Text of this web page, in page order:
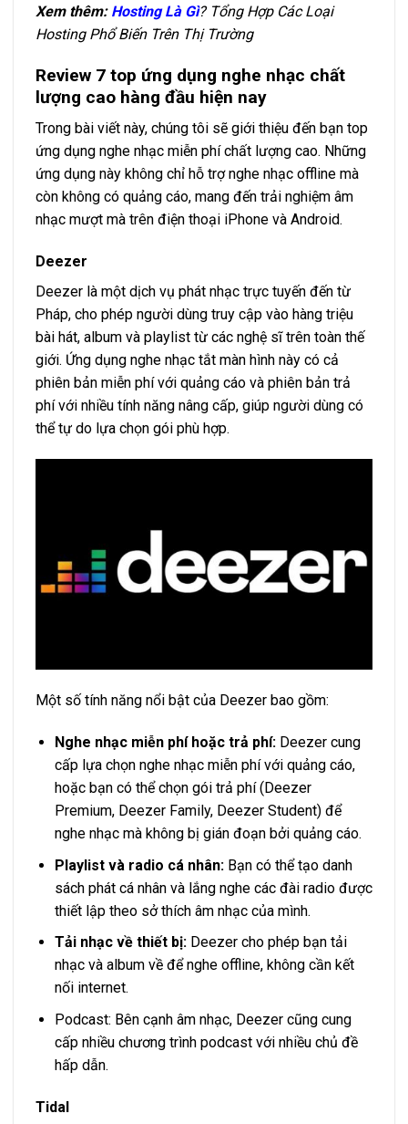
Xem thêm: Hosting Là Gì? Tổng Hợp Các Loại
Hosting Phổ Biến Trên Thị Trường
Review 7 top ứng dụng nghe nhạc chất
lượng cao hàng đầu hiện nay
Trong bài viết này, chúng tôi sẽ giới thiệu đến bạn top
ứng dụng nghe nhạc miễn phí chất lượng cao. Những
ứng dụng này không chỉ hỗ trợ nghe nhạc offline mà
còn không có quảng cáo, mang đến trải nghiệm âm
nhạc mượt mà trên điện thoại iPhone và Android.
Deezer
Deezer là một dịch vụ phát nhạc trực tuyến đến từ
Pháp, cho phép người dùng truy cập vào hàng triệu
bài hát, album và playlist từ các nghệ sĩ trên toàn thế
giới. Ứng dụng nghe nhạc tắt màn hình này có cả
phiên bản miễn phí với quảng cáo và phiên bản trả
phí với nhiều tính năng nâng cấp, giúp người dùng có
thể tự do lựa chọn gói phù hợp.
Một số tính năng nổi bật của Deezer bao gồm:
Nghe nhạc miễn phí hoặc trả phí:Deezer cung
cấp lựa chọn nghe nhạc miễn phí với quảng cáo,
hoặc bạn có thể chọn gói trả phí (Deezer
Premium, Deezer Family, Deezer Student) để
nghe nhạc mà không bị gián đoạn bởi quảng cáo.
Playlist và radio cá nhân:Bạn có thể tạo danh
sách phát cá nhân và lắng nghe các đài radio được
thiết lập theo sở thích âm nhạc của mình.
Tải nhạc về thiết bị:Deezer cho phép bạn tải
nhạc và album về để nghe offline, không cần kết
nối internet.
Podcast: Bên cạnh âm nhạc, Deezer cũng cung
cấp nhiều chương trình podcast với nhiều chủ đề
hấp dẫn.
Tidal